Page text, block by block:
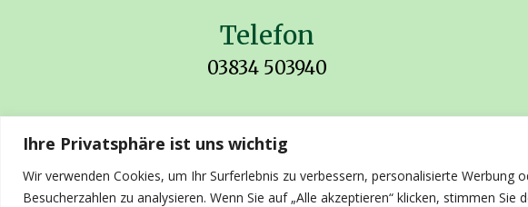
Ihre Privatsphäre ist uns wichtig
Wir verwenden Cookies, um Ihr Surferlebnis zu verbessern, personalisierte Werbung
Besucherzahlen zu analysieren. Wenn Sie auf „Alle akzeptieren“ klicken, stimmen Sie
Telefon
03834 503940
Datenschutz